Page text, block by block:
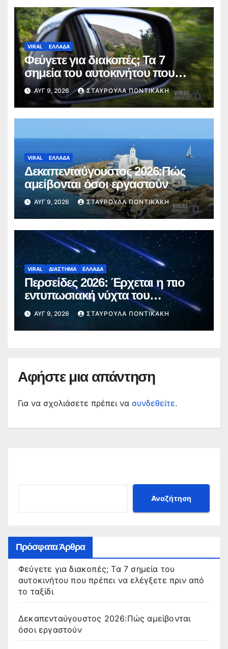
VIRAL ΕΛΛΑΔΑ
Φεύγετε για διακοπές; Τα 7
σημεία του αυτοκινήτου που
πρέπει να ελέγξετε πριν από το
ταξίδι
ΑΥΓ 9, 2026 ΣΤΑΥΡΟΎΛΑ ΠΟΝΤΙΚΆΚΗ
VIRAL ΕΛΛΑΔΑ
Δεκαπενταύγουστος 2026:Πώς
αμείβονται όσοι εργαστούν
ΑΥΓ 9, 2026 ΣΤΑΥΡΟΎΛΑ ΠΟΝΤΙΚΆΚΗ
VIRAL ΔΙΑΣΤΗΜΑ ΕΛΛΑΔΑ
Περσείδες 2026: Έρχεται η πιο
εντυπωσιακή νύχτα του
καλοκαιριού – Πότε θα δούμε τα
«πεφταστέρια»
ΑΥΓ 9, 2026 ΣΤΑΥΡΟΎΛΑ ΠΟΝΤΙΚΆΚΗ
Αφήστε μια απάντηση
Για να σχολιάσετε πρέπει να συνδεθείτε.
Αναζήτηση
Πρόσφατα Άρθρα
Φεύγετε για διακοπές; Τα 7 σημεία του
αυτοκινήτου που πρέπει να ελέγξετε πριν από
το ταξίδι
Δεκαπενταύγουστος 2026:Πώς αμείβονται
όσοι εργαστούν